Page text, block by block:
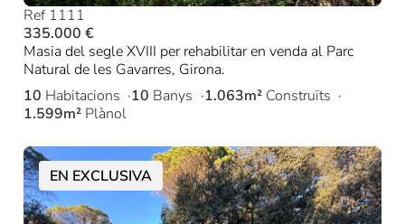
Ref 1111
335.000 €
Masia del segle XVIII per rehabilitar en venda al Parc
Natural de les Gavarres, Girona.
10 Habitacions 10 Banys 1.063m² Construïts
1.599m² Plànol
EN EXCLUSIVA